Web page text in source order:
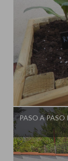
PASO A PASO